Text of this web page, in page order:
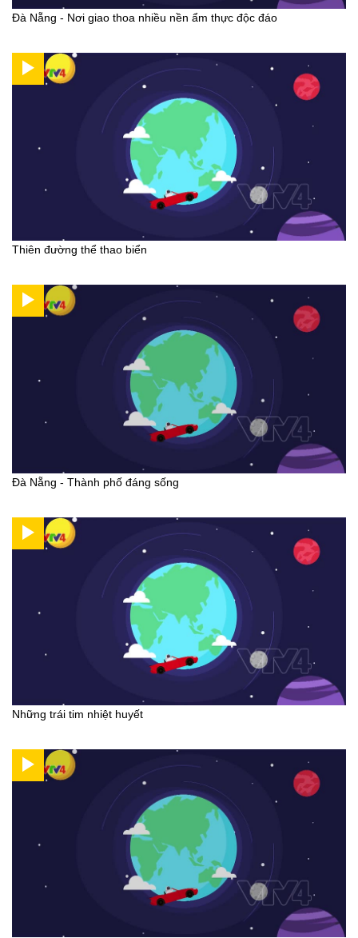
Đà Nẵng - Nơi giao thoa nhiều nền ẩm thực độc đáo
Thiên đường thể thao biển
Đà Nẵng - Thành phố đáng sống
Những trái tim nhiệt huyết